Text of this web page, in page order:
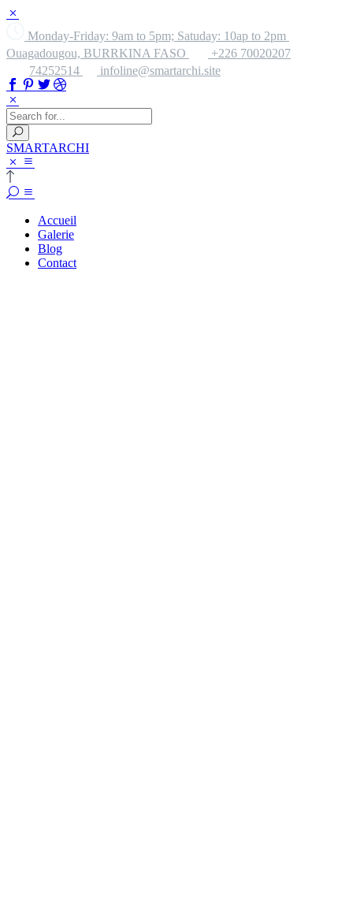
Monday-Friday: 9am to 5pm; Satuday: 10ap to 2pm
Ouagadougou, BURRKINA FASO
+226 70020207
74252514
infoline@smartarchi.site
SMARTARCHI
Accueil
Galerie
Blog
Contact